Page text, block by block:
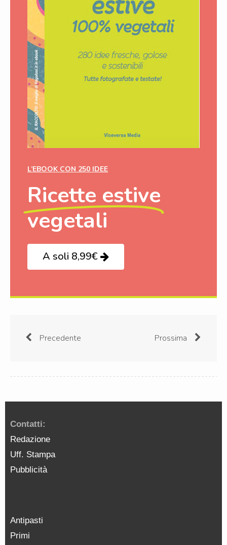
L’EBOOK CON 250 IDEE
Ricette estive
vegetali
A soli 8,99€
Precedente Prossima
Contatti:
Redazione
Uff. Stampa
Pubblicità
Antipasti
Primi